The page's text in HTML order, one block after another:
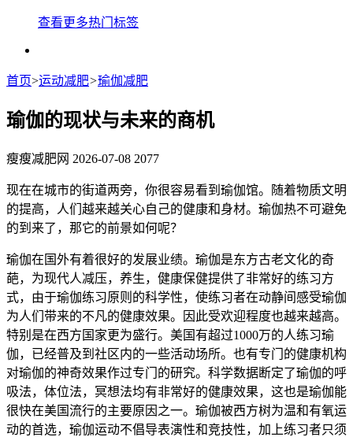
查看更多热门标签
首页>运动减肥>瑜伽减肥
瑜伽的现状与未来的商机
瘦瘦减肥网 2026-07-08 2077
现在在城市的街道两旁，你很容易看到瑜伽馆。随着物质文明
的提高，人们越来越关心自己的健康和身材。瑜伽热不可避免
的到来了，那它的前景如何呢？
瑜伽在国外有着很好的发展业绩。瑜伽是东方古老文化的奇
葩，为现代人减压，养生，健康保健提供了非常好的练习方
式，由于瑜伽练习原则的科学性，使练习者在动静间感受瑜伽
为人们带来的不凡的健康效果。因此受欢迎程度也越来越高。
特别是在西方国家更为盛行。美国有超过1000万的人练习瑜
伽，已经普及到社区内的一些活动场所。也有专门的健康机构
对瑜伽的神奇效果作过专门的研究。科学数据断定了瑜伽的呼
吸法，体位法，冥想法均有非常好的健康效果，这也是瑜伽能
很快在美国流行的主要原因之一。瑜伽被西方树为温和有氧运
动的首选，瑜伽运动不倡导表演性和竞技性，加上练习者只须